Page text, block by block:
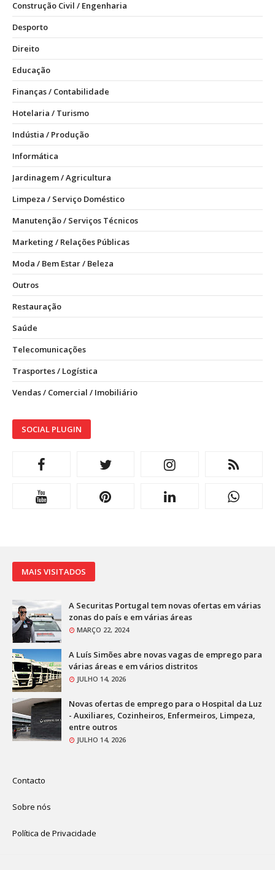
Construção Civil / Engenharia
Desporto
Direito
Educação
Finanças / Contabilidade
Hotelaria / Turismo
Indústia / Produção
Informática
Jardinagem / Agricultura
Limpeza / Serviço Doméstico
Manutenção / Serviços Técnicos
Marketing / Relações Públicas
Moda / Bem Estar / Beleza
Outros
Restauração
Saúde
Telecomunicações
Trasportes / Logística
Vendas / Comercial / Imobiliário
SOCIAL PLUGIN
MAIS VISITADOS
A Securitas Portugal tem novas ofertas em várias
zonas do país e em várias áreas
MARÇO 22, 2024
A Luís Simões abre novas vagas de emprego para
várias áreas e em vários distritos
JULHO 14, 2026
Novas ofertas de emprego para o Hospital da Luz
- Auxiliares, Cozinheiros, Enfermeiros, Limpeza,
entre outros
JULHO 14, 2026
Contacto
Sobre nós
Política de Privacidade